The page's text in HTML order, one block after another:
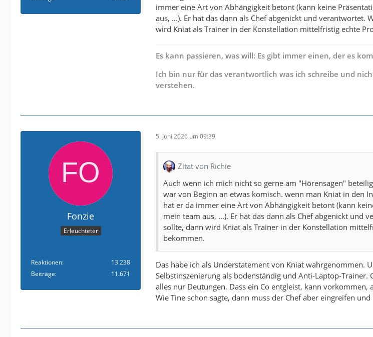
Kirch hält er für einen guten Trainer aber ob er Erfolg
klar an dem Co-Trainer der dazu kommen wird.
Kniat zum Beispiel kennt er auch sehr gut und er hätte ihn
Das Übel an der ganzen Sache liegt einzig und allein an Jara,
letzten Saison mit Pokal und Aufstieg zu Kopf gestiegen und
gewandelt, dass er es sich mit großen Teilen der Mannschaft
Evtl. hat Kniat sich dann im letzten Spiel dann mal
Bei Fehlern sie Eigentore Schneider oder rot Mehlem
und nicht von Kniat.
Das ganze wundert einen/mich aber sehr hat Kniat keinen
Der Ex- Armine hätte an ihm festgehalten und ihm einen
gestellt, da er Kniat für top hält.
Kirch braucht einen top Co-Trainer ansonsten wird es schwer
Job wird um die Mannschaft wieder zu erreichen und eine
immer eine Art von Abhängigkeit betont (kann keine
aus, ...). Er hat das dann als Chef abgenickt und verantwortet.
wird Kniat als Trainer in der Konstellation mittelfristig echte
Es kann passieren, was will: Es gibt immer einen, der es
Ich bin nur für das verantwortlich was ich schreibe und
verstehen.
Fonzie
Erleuchteter
Reaktionen
13.238
Beiträge
11.671
5. Juni 2026 um 09:39
Zitat von Richie
Auch wenn ich mich nicht so gerne am "Hörensagen"
war von Beginn an etwas komisch. wenn man Kniat in den
hat er da immer eine Art von Abhängigkeit betont (kann
mein team aus, ...). Er hat das dann als Chef abgenickt und
sollte, dann wird Kniat als Trainer in der Konstellation
bekommen.
Das habe ich als Understatement von Kniat wahrgenommen.
Selbstinszenierung als bodenständig und Anti-Laptop-Trainer.
alles nur Deutungen. Dass ein Co entgleist, kann vorkommen,
Wie Tine schon sagte, dann muss der Chef aber eingreifen